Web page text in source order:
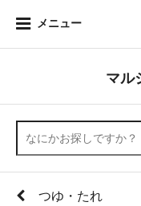
メニュー
マル
つゆ・たれ